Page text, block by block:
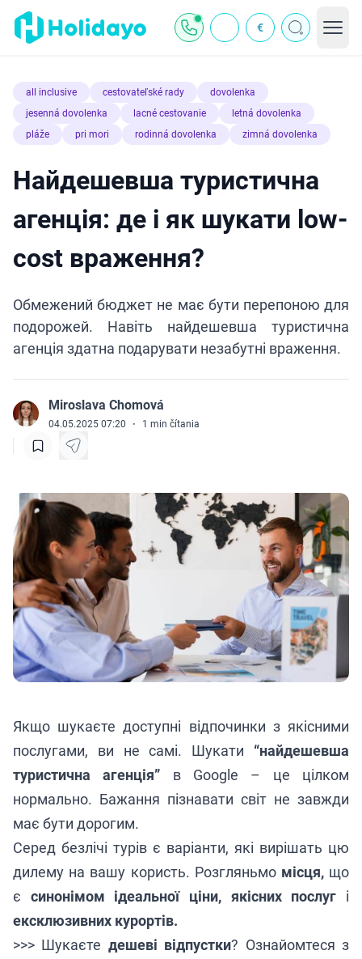
€
all inclusive cestovateľské rady
dovolenka
jesenná dovolenka
lacné cestovanie
letná dovolenka
pláže
pri mori rodinná dovolenka zimná dovolenka
Найдешевша туристична
агенція: де і як шукати low-
cost враження?
Обмежений бюджет не має бути перепоною для
подорожей. Навіть найдешевша туристична
агенція здатна подарувати незабутні враження.
J
Miroslava Chomová
04.05.2025 07:20 · 1 min čítania
Якщо шукаєте доступні відпочинки з якісними
послугами, ви не самі. Шукати “найдешевша
туристична агенція” в Google – це цілком
нормально. Бажання пізнавати світ не завжди
має бути дорогим.
Серед безлічі турів є варіанти, які вирішать цю
дилему на вашу користь. Розгляньмомісця, що
є синонімом ідеальної ціни, якісних послуг і
ексклюзивних курортів.
>>> Шукаєте дешеві відпустки? Ознайомтеся з